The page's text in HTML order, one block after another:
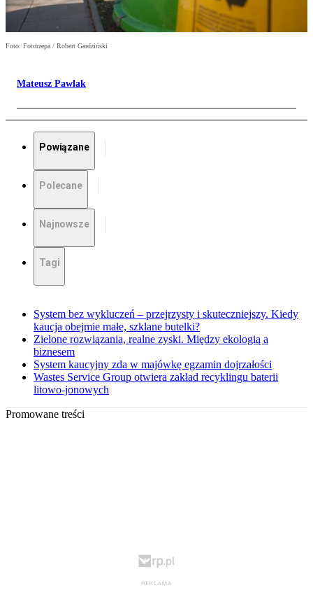
Foto: Fotorzepa / Robert Gardziński
Mateusz Pawlak
Powiązane
Polecane
Najnowsze
Tagi
System bez wykluczeń – przejrzysty i skuteczniejszy. Kiedy
kaucja obejmie małe, szklane butelki?
Zielone rozwiązania, realne zyski. Między ekologią a
biznesem
System kaucyjny zda w majówkę egzamin dojrzałości
Wastes Service Group otwiera zakład recyklingu baterii
litowo-jonowych
Promowane treści